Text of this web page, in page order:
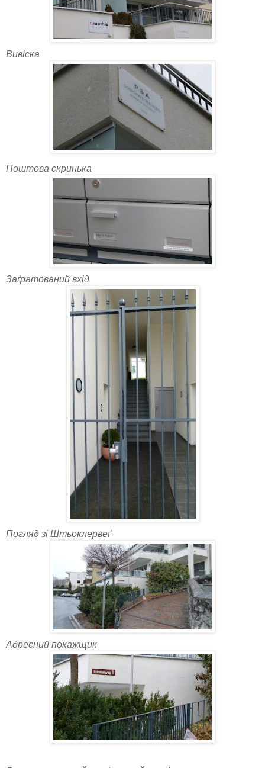
Вивіска
Поштова скринька
Заґратований вхід
Погляд зі Штьоклервеґ
Адресний покажщик